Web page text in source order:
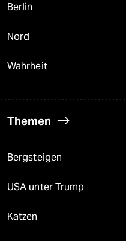
Berlin
Nord
Wahrheit
Themen
Bergsteigen
USA unter Trump
Katzen